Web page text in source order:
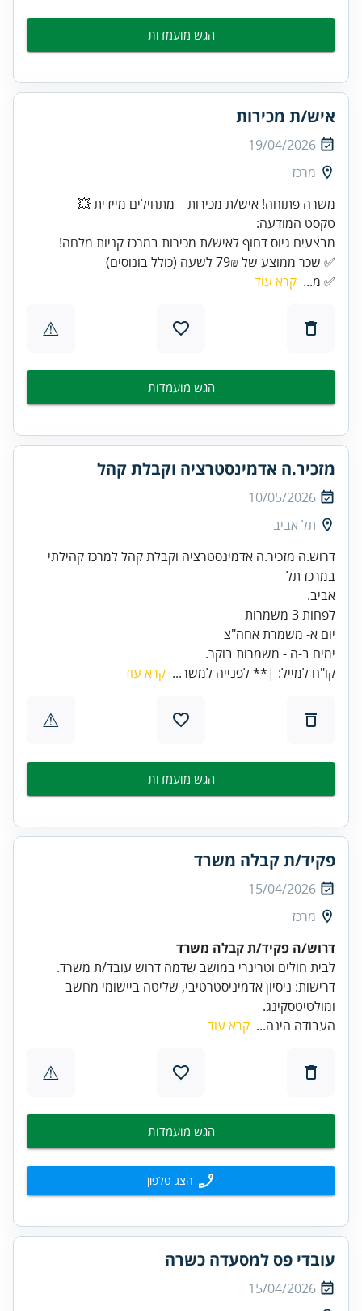
הגש מועמדות
איש/ת מכירות
19/04/2026
מרכז
משרה פתוחה! איש/ת מכירות – מתחילים מיידית 💥
✅ שכר ממוצע של 79₪ לשעה (כולל בונוסים)
✅ מ... קרא עוד
⚠
הגש מועמדות
מזכיר.ה אדמינסטרציה וקבלת קהל
10/05/2026
תל אביב
דרוש.ה מזכיר.ה אדמינסטרציה וקבלת קהל למרכז קהילתי
ימים ב-ה - משמרות בוקר.
קו"ח למייל: |** לפנייה למשר... קרא עוד
⚠
הגש מועמדות
פקיד/ת קבלה משרד
15/04/2026
מרכז
דרוש/ה פקיד/ת קבלה משרד
דרישות: ניסיון אדמיניסטרטיבי, שליטה ביישומי מחשב
ומולטיטסקינג.
העבודה הינה... קרא עוד
⚠
הגש מועמדות
הצג טלפון
עובדי פס למסעדה כשרה
15/04/2026